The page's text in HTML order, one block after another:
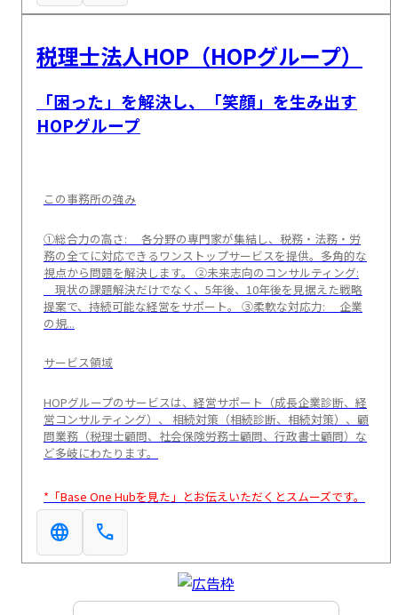
税理士法人HOP（HOPグループ）
「困った」を解決し、「笑顔」を生み出す
HOPグループ
この事務所の強み
①総合力の高さ: 各分野の専門家が集結し、税務・法務・労
務の全てに対応できるワンストップサービスを提供。多角的な
視点から問題を解決します。 ②未来志向のコンサルティング:
現状の課題解決だけでなく、5年後、10年後を見据えた戦略
提案で、持続可能な経営をサポート。 ③柔軟な対応力: 企業
の規...
サービス領域
HOPグループのサービスは、経営サポート（成長企業診断、経
営コンサルティング）、 相続対策（相続診断、相続対策）、顧
問業務（税理士顧問、社会保険労務士顧問、行政書士顧問）な
ど多岐にわたります。
*「Base One Hubを見た」とお伝えいただくとスムーズです。
language call